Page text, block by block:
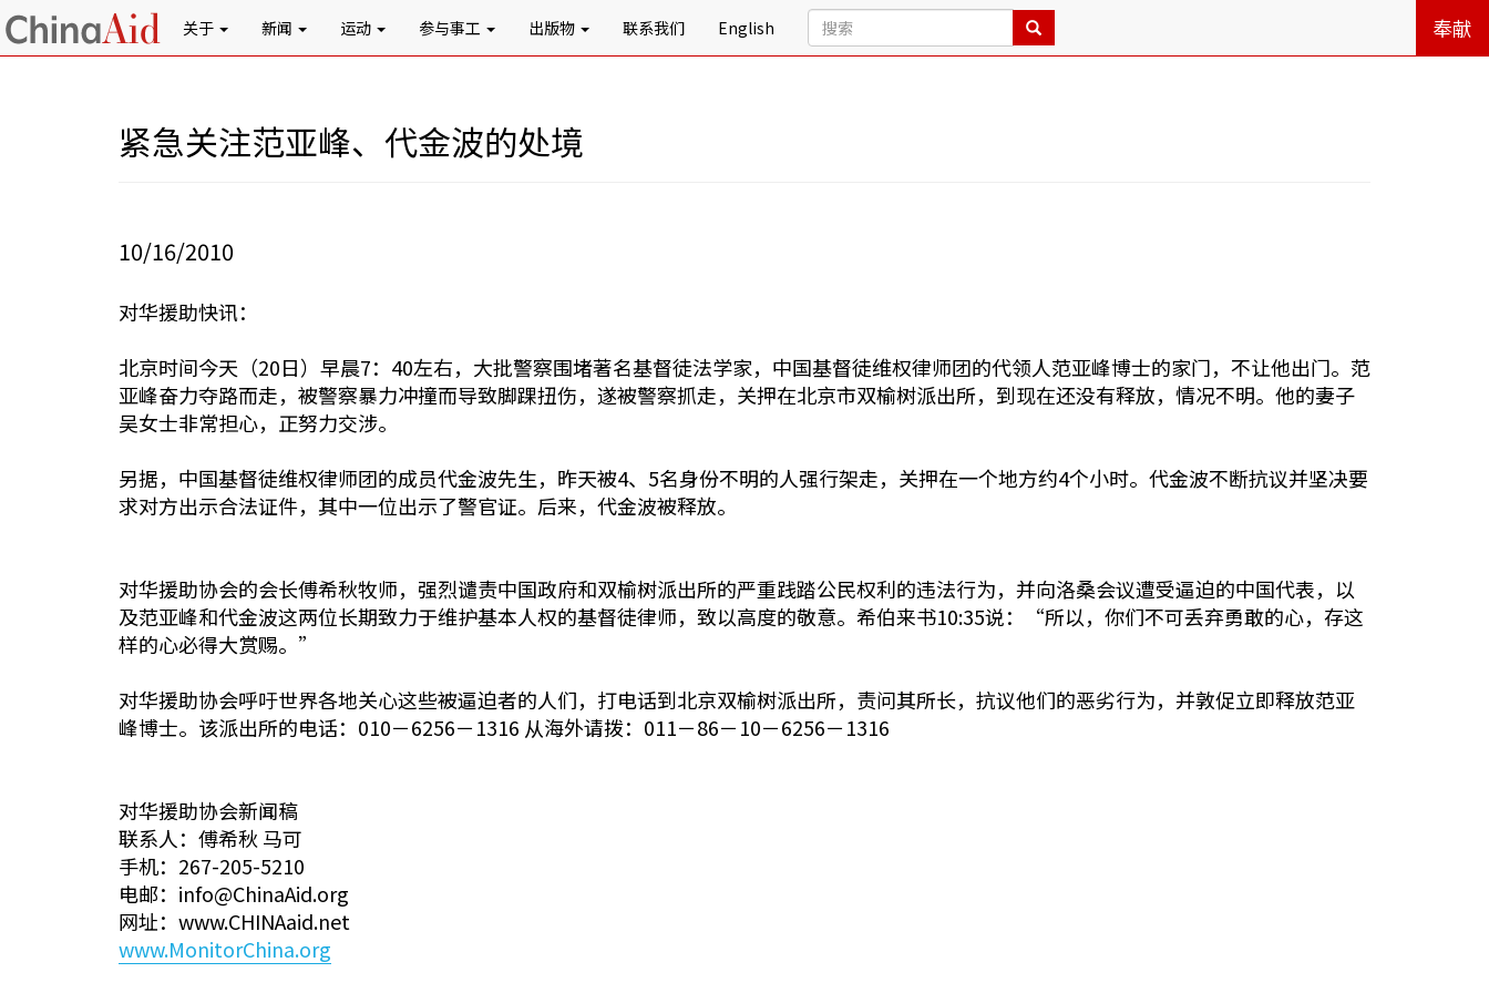
关于 新闻 运动 参与事工 出版物 联系我们 English 奉献
紧急关注范亚峰、代金波的处境
10/16/2010
对华援助快讯：
北京时间今天（20日）早晨7：40左右，大批警察围堵著名基督徒法学家，中国基督徒维权律师团的代领人范亚峰博士的家门，不让他出门。范
亚峰奋力夺路而走，被警察暴力冲撞而导致脚踝扭伤，遂被警察抓走，关押在北京市双榆树派出所，到现在还没有释放，情况不明。他的妻子
吴女士非常担心，正努力交涉。
另据，中国基督徒维权律师团的成员代金波先生，昨天被4、5名身份不明的人强行架走，关押在一个地方约4个小时。代金波不断抗议并坚决要
求对方出示合法证件，其中一位出示了警官证。后来，代金波被释放。
对华援助协会的会长傅希秋牧师，强烈谴责中国政府和双榆树派出所的严重践踏公民权利的违法行为，并向洛桑会议遭受逼迫的中国代表，以
及范亚峰和代金波这两位长期致力于维护基本人权的基督徒律师，致以高度的敬意。希伯来书10:35说：“所以，你们不可丢弃勇敢的心，存这
样的心必得大赏赐。”
对华援助协会呼吁世界各地关心这些被逼迫者的人们，打电话到北京双榆树派出所，责问其所长，抗议他们的恶劣行为，并敦促立即释放范亚
峰博士。该派出所的电话：010－6256－1316 从海外请拨：011－86－10－6256－1316
对华援助协会新闻稿
联系人：傅希秋 马可
手机：267-205-5210
电邮：info@ChinaAid.org
网址：www.CHINAaid.net
www.MonitorChina.org